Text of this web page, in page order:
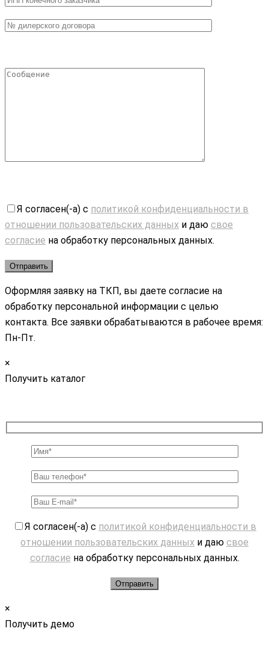
Я согласен(-а) с политикой конфиденциальности в
отношении пользовательских данных и даю свое
согласие на обработку персональных данных.
Оформляя заявку на ТКП, вы даете согласие на
обработку персональной информации с целью
контакта. Все заявки обрабатываются в рабочее время:
Пн-Пт.
×
Получить каталог
Я согласен(-а) с политикой конфиденциальности в
отношении пользовательских данных и даю свое
согласие на обработку персональных данных.
×
Получить демо